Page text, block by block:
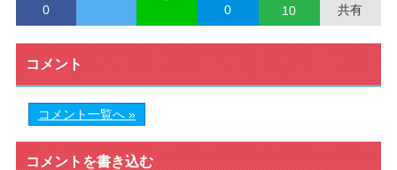
0 0 10 共有
コメント
コメント一覧へ »
コメントを書き込む